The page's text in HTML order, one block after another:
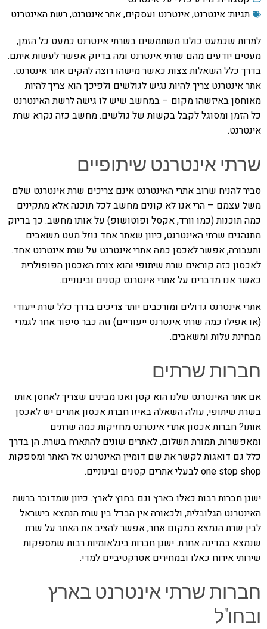
תגיות:אינטרנט,אינטרנט ועסקים,אתר אינטרנט,רשת האינטרנט
למרות שכמעט כולנו משתמשים בשרתי אינטרנט כמעט כל הזמן,
מעטים יודעים מהם שרתי אינטרנט ומה בדיוק אפשר לעשות איתם.
בדרך כלל השאלות צצות כאשר מישהו רוצה להקים אתר אינטרנט.
אתר אינטרנט צריך להיות נגיש לגולשים ולפיכך הוא צריך להיות
מאוחסן באיזשהו מקום – במחשב שיש לו גישה לרשת האינטרנט
כל הזמן ומסוגל לקבל בקשות של גולשים. מחשב כזה נקרא שרת
אינטרנט.
שרתי אינטרנט שיתופיים
סביר להניח שרוב אתרי האינטרנט אינם צריכים שרת אינטרנט שלם
משל עצמם – הרי אנו לא קונים מחשב לכל תוכנה אלא מתקינים
כמה תוכנות (כמו וורד, אקסל ופוטושופ) על אותו מחשב. כך בדיוק
מתנהגים שרתי האינטרנט, כיוון שאתר אחד גוזל מעט משאבים
ותעבורה, אפשר לאכסן כמה אתרי אינטרנט על שרת אינטרנט אחד.
לאכסון כזה קוראים שרת שיתופי והוא צורת האכסון הפופולרית
כאשר אנו מדברים על אתרי אינטרנט קטנים ובינוניים.
אתרי אינטרנט גדולים ומורכבים יותר צריכים בדרך כלל שרת ייעודי
(או אפילו כמה שרתי אינטרנט ייעודיים) וזה כבר סיפור אחר לגמרי
מבחינת עלות ומשאבים.
חברות שרתים
אם אתר האינטרנט שלנו הוא קטן ואנו מבינים שצריך לאחסן אותו
בשרת שיתופי, עולה השאלה באיזו חברת אכסון אתרים יש לאכסן
אותו? חברות אכסון אתרי אינטרנט מחזיקות כמה שרתים
ומאפשרות, תמורת תשלום, לאתרים שונים להתארח בשרת. הן בדרך
כלל גם דואגות לקשר את שם דומיין האינטרנט אל האתר ומספקות
one stop shop לבעלי אתרים קטנים ובינוניים.
ישנן חברות רבות כאלו בארץ וגם בחוץ לארץ. כיוון שמדובר ברשת
האינטרנט הגלובלית, ולכאורה אין הבדל בין שרת הנמצא בישראל
לבין שרת הנמצא במקום אחר, אפשר להציב את האתר על שרת
שנמצא במדינה אחרת. ישנן חברות בינלאומיות רבות שמספקות
שירותי אירוח כאלו ובמחירים אטרקטיביים למדי.
חברות שרתי אינטרנט בארץ
ובחו"ל